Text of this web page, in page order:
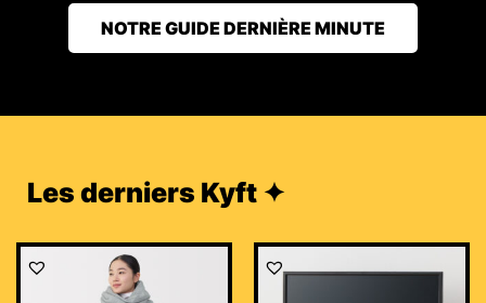
NOTRE GUIDE DERNIÈRE MINUTE
Les derniers Kyft ✦